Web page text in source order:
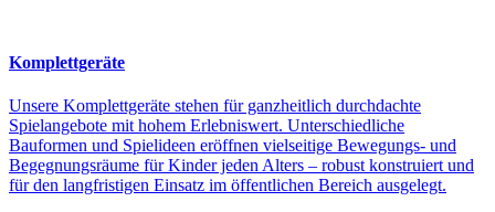
Komplettgeräte
Unsere Komplettgeräte stehen für ganzheitlich durchdachte
Spielangebote mit hohem Erlebniswert. Unterschiedliche
Bauformen und Spielideen eröffnen vielseitige Bewegungs- und
Begegnungsräume für Kinder jeden Alters – robust konstruiert und
für den langfristigen Einsatz im öffentlichen Bereich ausgelegt.